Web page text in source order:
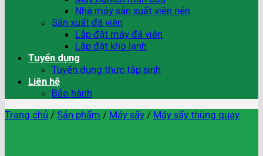
Nhà máy sản xuất viên nén
Sản xuất đá viên
Lắp đặt máy đá viên
Lắp đặt kho lạnh
Tuyển dụng
Tuyển dụng thực tập sinh
Liên hệ
Bảo hành
Trang chủ / Sản phẩm / Máy sấy / Máy sấy thùng quay